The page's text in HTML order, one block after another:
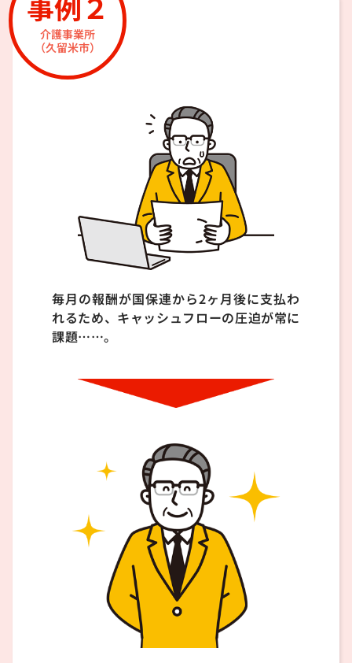
介護事業所
（久留米市）
毎月の報酬が国保連から2ヶ月後に支払わ
れるため、キャッシュフローの圧迫が常に
課題……。